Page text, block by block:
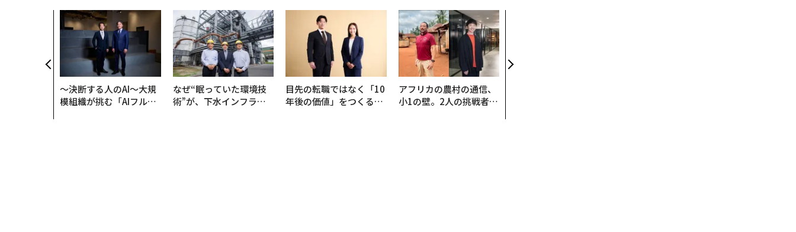
〜決断する人のAI〜大規
模組織が挑む「AIフル実
なぜ“眠っていた環境技
術”が、下水インフラを
目先の転職ではなく「10
年後の価値」をつくる─
アフリカの農村の通信、
小1の壁。2人の挑戦者が
ow Better」な組織のつ